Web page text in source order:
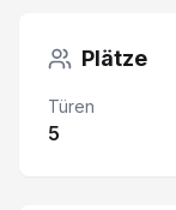
Plätze
Türen
5